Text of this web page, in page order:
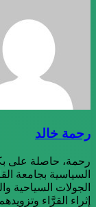
رحمة خالد
رحمة، حاصلة على
السياسية بجامعة
الجولات السياحية
إثراء القرَّاء